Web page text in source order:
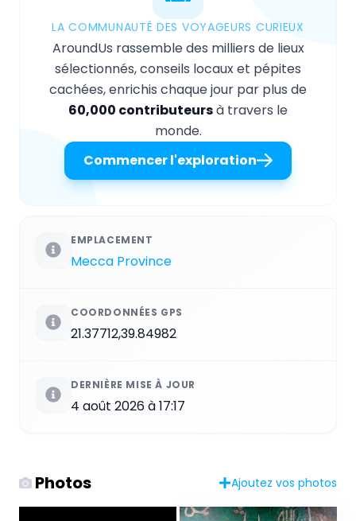
LA COMMUNAUTÉ DES VOYAGEURS CURIEUX
AroundUs rassemble des milliers de lieux
sélectionnés, conseils locaux et pépites
cachées, enrichis chaque jour par plus de
60,000 contributeursà travers le
monde.
Commencer l'exploration
EMPLACEMENT
Mecca Province
COORDONNÉES GPS
21.37712,39.84982
DERNIÈRE MISE À JOUR
4 août 2026 à 17:17
Photos Ajoutez vos photos